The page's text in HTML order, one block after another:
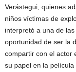
Verástegui, quienes
niños víctimas de
interpretó a una de
oportunidad de ser la
compartir con el actor
su papel en la